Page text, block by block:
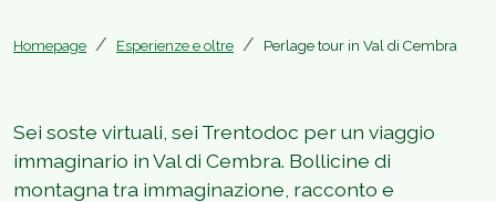
Homepage Esperienze e oltre Perlage tour in Val di Cembra
Sei soste virtuali, sei Trentodoc per un viaggio
immaginario in Val di Cembra. Bollicine di
montagna tra immaginazione, racconto e